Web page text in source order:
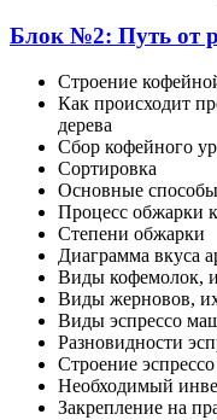
Блок №2: Путь от
Строение
Как происходит
дерева
Сбор кофейного
Сортировка
Основные
Процесс обжарки
Степени обжарки
Диаграмма вкуса
Виды кофемолок,
Виды жерновов,
Виды эспрессо
Разновидности
Строение
Необходимый
Закрепление на